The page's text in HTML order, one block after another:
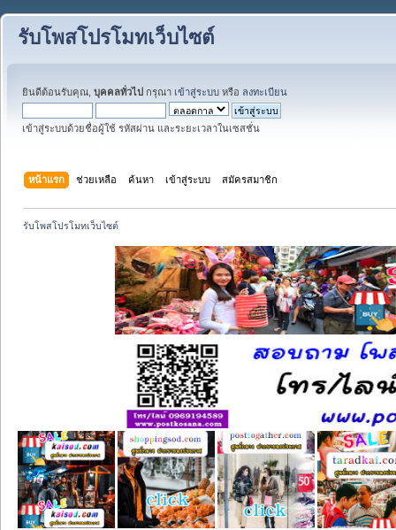
รับโพสโปรโมทเว็บไซต์
ยินดีต้อนรับคุณ, บุคคลทั่วไป กรุณา เข้าสู่ระบบ หรือ ลงทะเบียน
เข้าสู่ระบบด้วยชื่อผู้ใช้ รหัสผ่าน และระยะเวลาในเซสชั่น
หน้าแรก ช่วยเหลือ ค้นหา เข้าสู่ระบบ สมัครสมาชิก
รับโพสโปรโมทเว็บไซต์